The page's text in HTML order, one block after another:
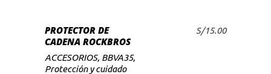
AÑADIR AL CARRITO
PROTECTOR DE
CADENA ROCKBROS
S/15.00
ACCESORIOS, BBVA35,
Protección y cuidado